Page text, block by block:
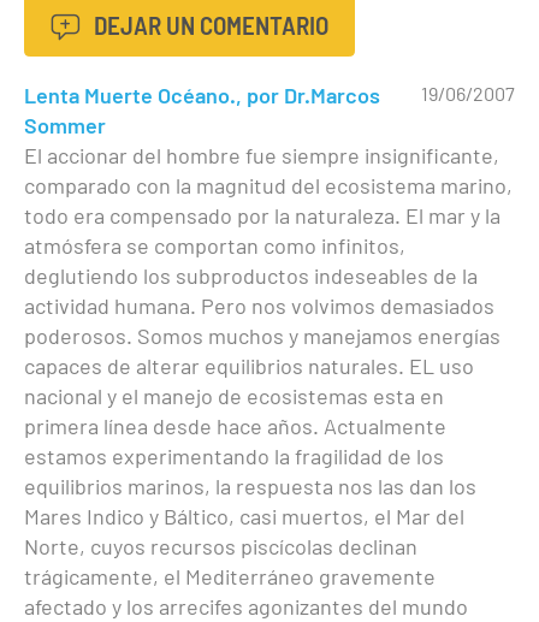
DEJAR UN COMENTARIO
19/06/2007
Lenta Muerte Océano., por Dr.Marcos
Sommer
El accionar del hombre fue siempre insignificante,
comparado con la magnitud del ecosistema marino,
todo era compensado por la naturaleza. El mar y la
atmósfera se comportan como infinitos,
deglutiendo los subproductos indeseables de la
actividad humana. Pero nos volvimos demasiados
poderosos. Somos muchos y manejamos energías
capaces de alterar equilibrios naturales. EL uso
nacional y el manejo de ecosistemas esta en
primera línea desde hace años. Actualmente
estamos experimentando la fragilidad de los
equilibrios marinos, la respuesta nos las dan los
Mares Indico y Báltico, casi muertos, el Mar del
Norte, cuyos recursos piscícolas declinan
trágicamente, el Mediterráneo gravemente
afectado y los arrecifes agonizantes del mundo